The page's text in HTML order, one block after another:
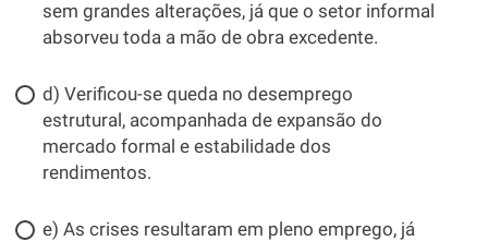
sem grandes alterações, já que o setor informal
absorveu toda a mão de obra excedente.
d) Verificou-se queda no desemprego
estrutural, acompanhada de expansão do
mercado formal e estabilidade dos
rendimentos.
e) As crises resultaram em pleno emprego, já